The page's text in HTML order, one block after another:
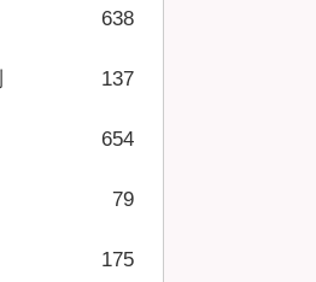
638
137
654
79
175